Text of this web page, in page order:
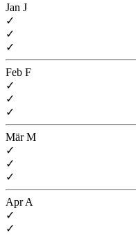
Jan J
✓
✓
✓
Feb F
✓
✓
✓
Mär M
✓
✓
✓
Apr A
✓
✓